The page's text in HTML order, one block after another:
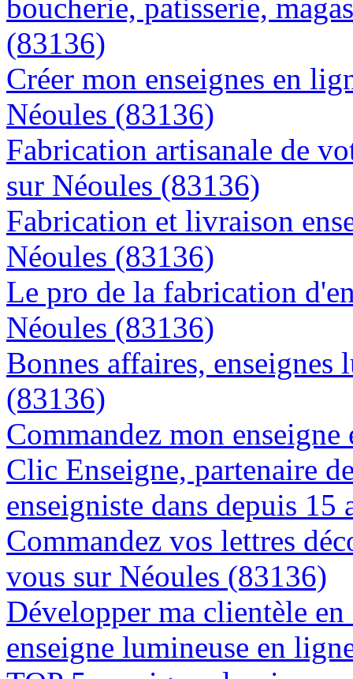
boucherie, patisserie,
(83136)
Créer mon enseignes en
Néoules (83136)
Fabrication artisanale de
sur Néoules (83136)
Fabrication et livraison
Néoules (83136)
Le pro de la fabrication
Néoules (83136)
Bonnes affaires, enseignes
(83136)
Commandez mon
Clic Enseigne, partenaire
enseigniste dans depuis 15
Commandez vos lettres
vous sur Néoules (83136)
Développer ma clientèle
enseigne lumineuse en